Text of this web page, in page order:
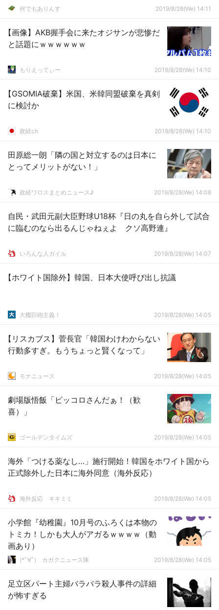
何でもありんす 2019/8/28(We) 14:11
【画像】AKB握手会に来たオジサンが悲惨だ
と話題にｗｗｗｗｗｗ
もりえってぃー 2019/8/28(We) 14:10
【GSOMIA破棄】米国、米韓同盟破棄を真剣
に検討か
政経ch 2019/8/28(We) 14:10
田原総一朗「隣の国と対立するのは日本に
とってメリットがない！」
政経ワロスまとめニュース♪ 2019/8/28(We) 14:08
自民・武田元副大臣野球U18杯『日の丸を自ら外して試合
に臨むのなら出るんじゃねぇよ クソ高野連』
いろんな人ガイル 2019/8/28(We) 14:07
【ホワイト国除外】韓国、日本大使呼び出し抗議
大艦巨砲主義！ 2019/8/28(We) 14:05
【リスカブス】菅長官「韓国わけわからない
行動多すぎ。もうちょっと賢くなって」
モナニュース 2019/8/28(We) 14:05
劇場版悟飯「ピッコロさんだぁ！（歓
喜）」
ゴールデンタイムズ 2019/8/28(We) 14:05
海外「つける薬なし…」施行開始！韓国をホワイト国から
正式除外した日本に海外同意（海外反応）
­海外反応 キキミミ 2019/8/28(We) 14:05
小学館『幼稚園』10月号のふろくは本物の
トミカ！しかも大人がアガるｗｗｗｗ（動
画あり）
(*ﾟ∀ﾟ)ゞカガクニュース隊 2019/8/28(We) 14:05
足立区パート主婦バラバラ殺人事件の詳細
が怖すぎる